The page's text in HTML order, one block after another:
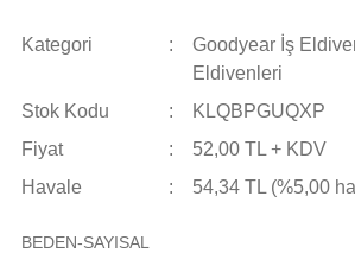
Kategori Goodyear İş
Eldivenleri
Stok Kodu
KLQBPGUQXP
Fiyat
52,00 TL + KDV
Havale
54,34 TL (%5,00
BEDEN-SAYISAL